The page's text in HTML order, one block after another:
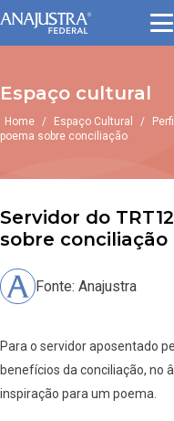
Espaço cultural
Home / Espaço Cultural / Perfil
poema sobre conciliação
Servidor do
sobre conciliação
Fonte: Anajustra
Para o servidor aposentado
benefícios da conciliação, no
inspiração para um poema.